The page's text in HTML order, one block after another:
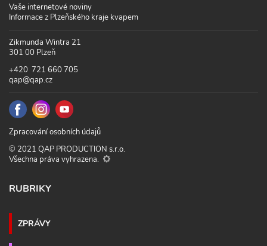
Vaše internetové noviny
Informace z Plzeňského kraje kvapem
Zikmunda Wintra 21
301 00 Plzeň
+420 721 660 705
qap@qap.cz
Zpracování osobních údajů
© 2021 QAP PRODUCTION s.r.o.
Všechna práva vyhrazena.
RUBRIKY
ZPRÁVY